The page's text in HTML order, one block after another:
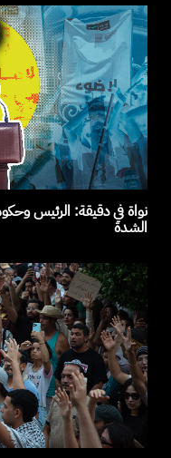
نواة في دقيقة: الرئيس
الشدة